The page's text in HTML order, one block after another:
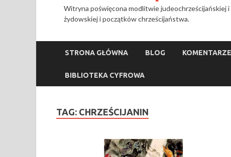
Witryna poświęcona modlitwie judeochrześcijańskiej
żydowskiej i początków chrześcijaństwa.
STRONA GŁÓWNA BLOG
BIBLIOTEKA CYFROWA
TAG: CHRZEŚCIJANIN